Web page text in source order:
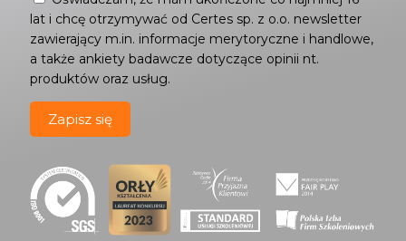
lat i chcę otrzymywać od Certes sp. z o.o. newsletter
zawierający m.in. informacje merytoryczne i handlowe,
a także ankiety badawcze dotyczące opinii nt.
produktów oraz usług.